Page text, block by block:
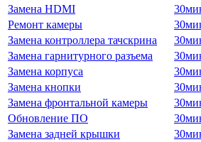
Замена HDMI
30
Ремонт камеры
30
Замена контроллера тачскрина
30
Замена гарнитурного разъема
30
Замена корпуса
30
Замена кнопки
30
Замена фронтальной камеры
30
Обновление ПО
30
Замена задней крышки
30